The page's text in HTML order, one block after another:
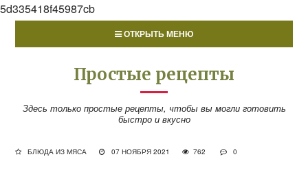
5d335418f45987cb
ОТКРЫТЬ МЕНЮ
Простые рецепты
Здесь только простые рецепты, чтобы вы могли готовить
быстро и вкусно
БЛЮДА ИЗ МЯСА 07 НОЯБРЯ 2021 762 0